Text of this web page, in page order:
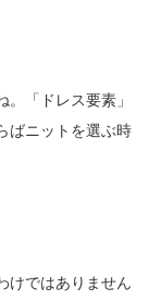
「ドレス要素」
ばニットを選ぶ時
けではありません